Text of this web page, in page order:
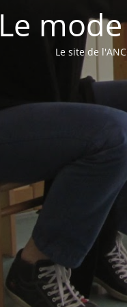
Le
Le site de